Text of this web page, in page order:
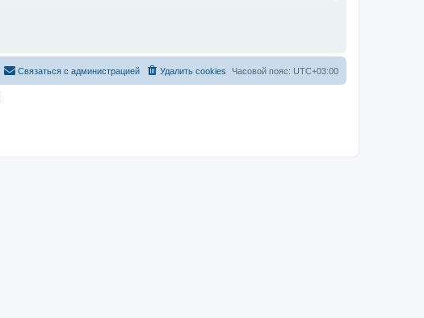
Часовой пояс: UTC+03:00
Удалить cookies
Связаться с администрацией